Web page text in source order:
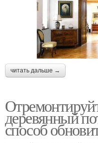
читать дальше →
деревянный
способ